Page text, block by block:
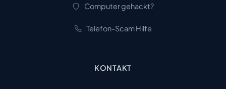
Computer gehackt?
Telefon-Scam Hilfe
KONTAKT